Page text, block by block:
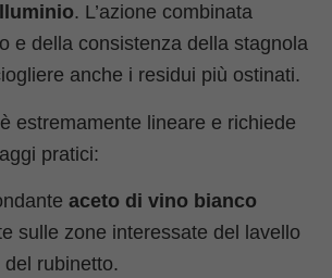
. L’azione combinata
e della consistenza della stagnola
anche i residui più ostinati.
estremamente lineare e richiede
pratici:
aceto di vino bianco
sulle zone interessate del lavello
rubinetto.